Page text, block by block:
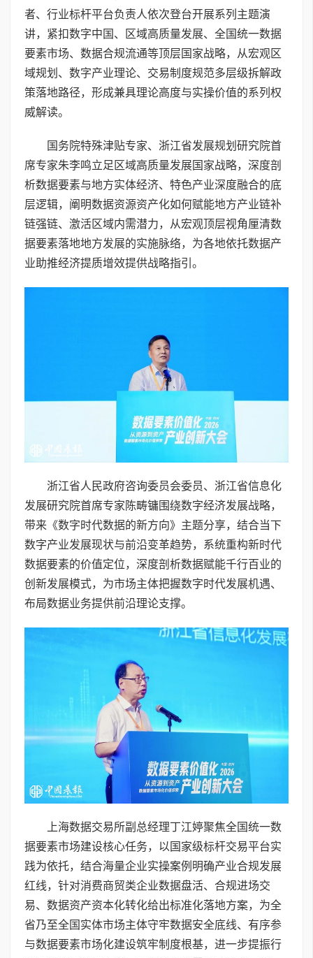
者、行业标杆平台负责人依次登台开展系列主题演
讲，紧扣数字中国、区域高质量发展、全国统一数据
要素市场、数据合规流通等顶层国家战略，从宏观区
域规划、数字产业理论、交易制度规范多层级拆解政
策落地路径，形成兼具理论高度与实操价值的系列权
威解读。
国务院特殊津贴专家、浙江省发展规划研究院首
席专家朱李鸣立足区域高质量发展国家战略，深度剖
析数据要素与地方实体经济、特色产业深度融合的底
层逻辑，阐明数据资源资产化如何赋能地方产业链补
链强链、激活区域内需潜力，从宏观顶层视角厘清数
据要素落地地方发展的实施脉络，为各地依托数据产
业助推经济提质增效提供战略指引。
浙江省人民政府咨询委员会委员、浙江省信息化
发展研究院首席专家陈畴镛围绕数字经济发展战略，
带来《数字时代数据的新方向》主题分享，结合当下
数字产业发展现状与前沿变革趋势，系统重构新时代
数据要素的价值定位，深度剖析数据赋能千行百业的
创新发展模式，为市场主体把握数字时代发展机遇、
布局数据业务提供前沿理论支撑。
上海数据交易所副总经理丁江婷聚焦全国统一数
据要素市场建设核心任务，以国家级标杆交易平台实
践为依托，结合海量企业实操案例明确产业合规发展
红线，针对消费商贸类企业数据盘活、合规进场交
易、数据资产资本化转化给出标准化落地方案，为全
省乃至全国实体市场主体守牢数据安全底线、有序参
与数据要素市场化建设筑牢制度根基，进一步提振行